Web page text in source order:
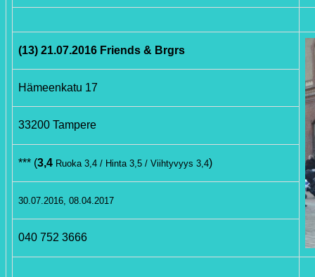
(13) 21.07.2016 Friends & Brgrs
Hämeenkatu 17
33200 Tampere
*** (3,4 Ruoka 3,4 / Hinta 3,5 / Viihtyvyys 3,4)
30.07.2016, 08.04.2017
040 752 3666